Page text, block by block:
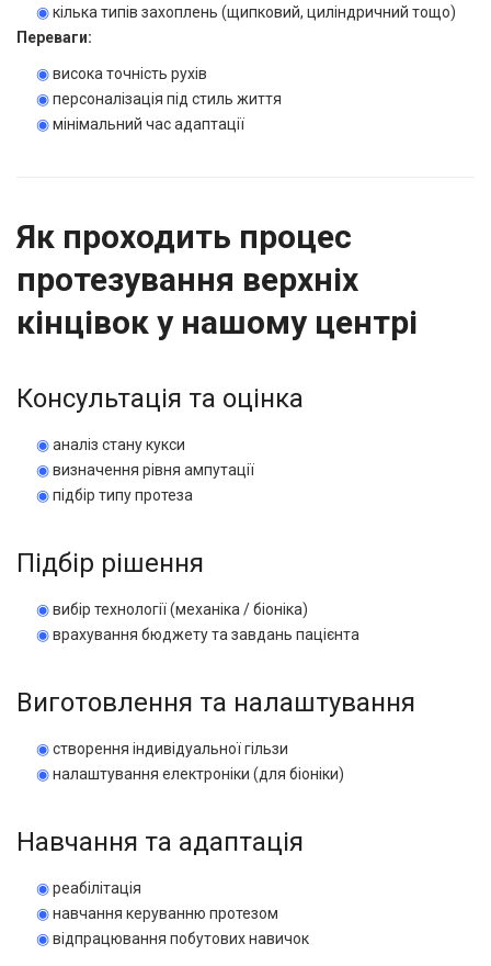
◉кілька типів захоплень (щипковий, циліндричний тощо)
Переваги:
◉висока точність рухів
◉персоналізація під стиль життя
◉мінімальний час адаптації
Як проходить процес
протезування верхніх
кінцівок у нашому центрі
Консультація та оцінка
◉аналіз стану кукси
◉визначення рівня ампутації
◉підбір типу протеза
Підбір рішення
◉вибір технології (механіка / біоніка)
◉врахування бюджету та завдань пацієнта
Виготовлення та налаштування
◉створення індивідуальної гільзи
◉налаштування електроніки (для біоніки)
Навчання та адаптація
◉реабілітація
◉навчання керуванню протезом
◉відпрацювання побутових навичок